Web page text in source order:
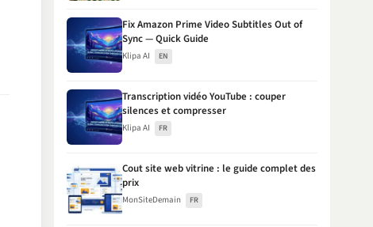
Fix Amazon Prime Video Subtitles Out of
Sync — Quick Guide
Klipa AI EN
Transcription vidéo YouTube : couper
silences et compresser
Klipa AI FR
Cout site web vitrine : le guide complet des
prix
MonSiteDemain FR